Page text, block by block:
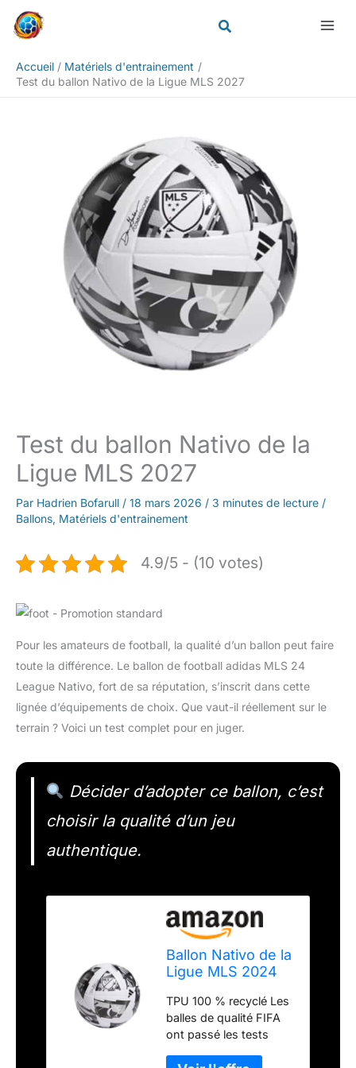
Accueil
Matériels d'entrainement
Test du ballon Nativo de la Ligue MLS 2027
Test du ballon Nativo de la
Ligue MLS 2027
Par Hadrien Bofarull / 18 mars 2026 / 3 minutes de lecture /
Ballons, Matériels d'entrainement
4.9/5 - (10 votes)
Pour les amateurs de football, la qualité d’un ballon peut faire
toute la différence. Le ballon de football adidas MLS 24
League Nativo, fort de sa réputation, s’inscrit dans cette
lignée d’équipements de choix. Que vaut-il réellement sur le
terrain ? Voici un test complet pour en juger.
Décider d’adopter ce ballon, c’est
choisir la qualité d’un jeu
authentique.
Ballon Nativo de la
Ligue MLS 2024
TPU 100 % recyclé Les
balles de qualité FIFA
ont passé les tests
Rechercher